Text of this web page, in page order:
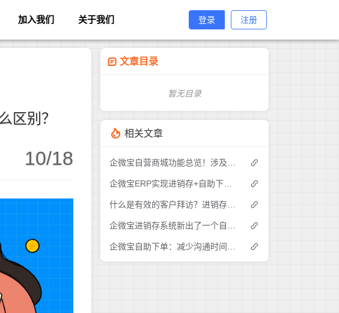
加入我们 关于我们 登录 注册
区别？
10/18
文章目录
暂无目录
相关文章